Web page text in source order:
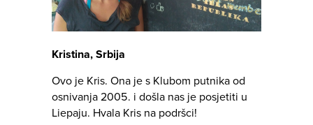
Kristina, Srbija
Ovo je Kris. Ona je s Klubom putnika od
osnivanja 2005. i došla nas je posjetiti u
Liepaju. Hvala Kris na podršci!